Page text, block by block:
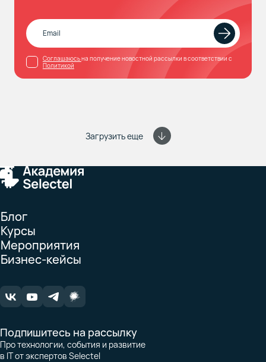
Соглашаюсьна получение новостной рассылки в соответствии с
Политикой
Загрузить еще
Блог
Курсы
Мероприятия
Бизнес-кейсы
Подпишитесь на рассылку
Про технологии, события и развитие
в IT от экспертов Selectel